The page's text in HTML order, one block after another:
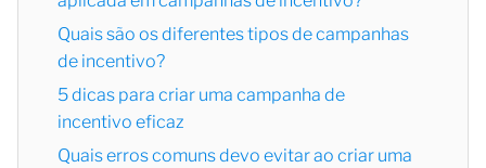
Quais são os diferentes tipos de campanhas
de incentivo?
5 dicas para criar uma campanha de
incentivo eficaz
Quais erros comuns devo evitar ao criar uma